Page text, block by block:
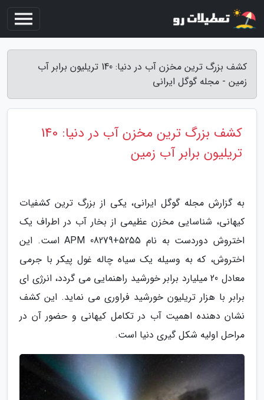
کشف بزرگ ترین مخزن آب در دنیا: 140 تریلیون برابر آب
زمین - مجله گوگل ایرانی
کشف بزرگ ترین مخزن آب در دنیا: 140
تریلیون برابر آب زمین
به گزارش مجله گوگل ایرانی، یکی از بزرگ ترین کشفیات
کیهانی، شناسایی مخزن عظیمی از بخار آب در اطراف یک
اختروش دوردست به نام APM 08279+5255 است. این
اختروش، که به وسیله یک سیاه چاله غول پیکر با جرمی
معادل 20 میلیارد برابر خورشید راهنمایی می گردد، انرژی ای
برابر با هزار تریلیون خورشید فراوری می نماید. این کشف
نشان دهنده اهمیت آب در تکامل کیهانی و حضور آن در
مراحل اولیه شکل گیری دنیا است.